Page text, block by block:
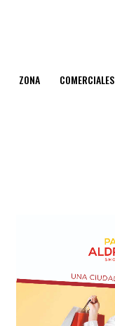
ZONA COMERCIALES